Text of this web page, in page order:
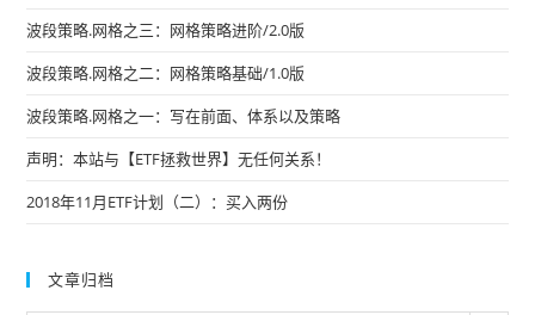
波段策略.网格之三：网格策略进阶/2.0版
波段策略.网格之二：网格策略基础/1.0版
波段策略.网格之一：写在前面、体系以及策略
声明：本站与【ETF拯救世界】无任何关系！
2018年11月ETF计划（二）：买入两份
文章归档